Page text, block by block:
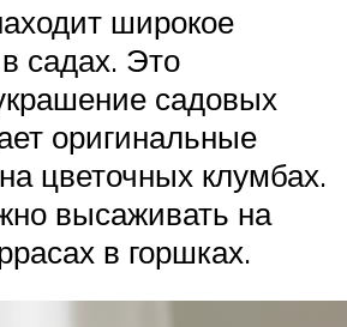
широкое
садах. Это
садовых
оригинальные
цветочных клумбах.
высаживать на
в горшках.